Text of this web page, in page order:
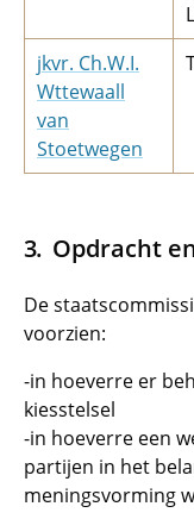
jkvr. Ch.W.I.
Wttewaall
van
Stoetwegen
Opdracht
De
voorzien:
-in hoeverre er
kiesstelsel
-in hoeverre een
partijen in het
meningsvorming